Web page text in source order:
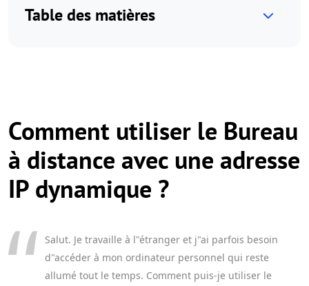
Table des matières
Comment utiliser le Bureau
à distance avec une adresse
IP dynamique ?
Salut. Je travaille à l"étranger et j"ai parfois besoin
d"accéder à mon ordinateur personnel qui reste
allumé tout le temps. Comment puis-je utiliser le